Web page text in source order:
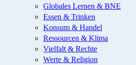
Globales Lernen & BNE
Essen & Trinken
Konsum & Handel
Ressourcen & Klima
Vielfalt & Rechte
Werte & Religion